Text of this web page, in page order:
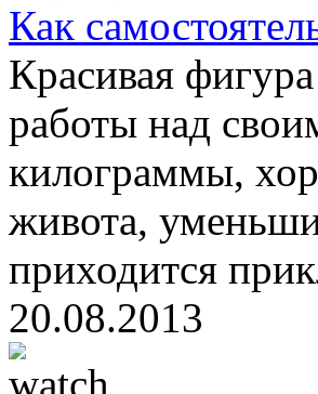
Как
Красивая
работы над
килограммы,
живота,
приходится
20.08.2013